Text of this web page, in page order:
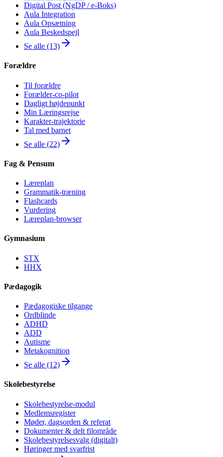
Digital Post (NgDP / e-Boks)
Aula Integration
Aula Opsætning
Aula Beskedspejl
Se alle (13)
Forældre
Til forældre
Forælder-co-pilot
Dagligt højdepunkt
Min Læringsrejse
Karakter-trajektorie
Tal med barnet
Se alle (22)
Fag & Pensum
Læreplan
Grammatik-træning
Flashcards
Vurdering
Læreplan-browser
Gymnasium
STX
HHX
Pædagogik
Pædagogiske tilgange
Ordblinde
ADHD
ADD
Autisme
Metakognition
Se alle (12)
Skolebestyrelse
Skolebestyrelse-modul
Medlemsregister
Møder, dagsorden & referat
Dokumenter & delt filområde
Skolebestyrelsesvalg (digitalt)
Høringer med svarfrist